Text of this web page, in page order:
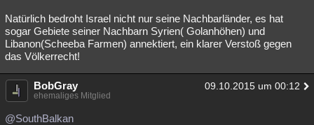
Natürlich bedroht Israel nicht nur seine Nachbarländer, es hat
sogar Gebiete seiner Nachbarn Syrien( Golanhöhen) und
Libanon(Scheeba Farmen) annektiert, ein klarer Verstoß gegen
das Völkerrecht!
BobGray 09.10.2015 um 00:12
ehemaliges Mitglied
@SouthBalkan